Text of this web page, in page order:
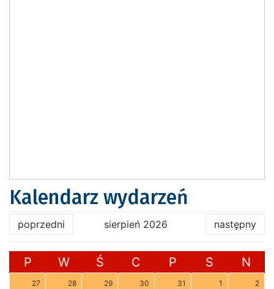
Kalendarz wydarzeń
poprzedni sierpień 2026 następny
P W Ś C P S N
27 28 29 30 31 1 2